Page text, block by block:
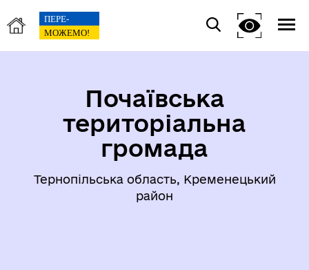
Почаївська
територіальна
громада
Тернопільська область, Кременецький
район